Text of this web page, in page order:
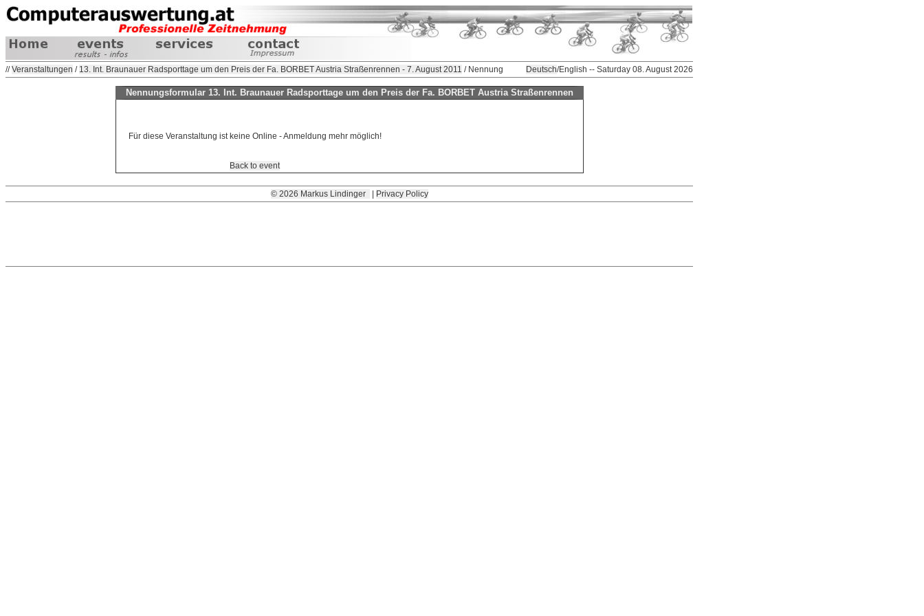
//Veranstaltungen / 13. Int. Braunauer Radsporttage um den Preis der Fa. BORBET Austria Straßenrennen - 7. August 2011 / Nennung Deutsch/English -- Saturday 08. August 2026
Nennungsformular 13. Int. Braunauer Radsporttage um den Preis der Fa. BORBET Austria Straßenrennen
Für diese Veranstaltung ist keine Online - Anmeldung mehr möglich!
Back to event
© 2026 Markus Lindinger Privacy Policy